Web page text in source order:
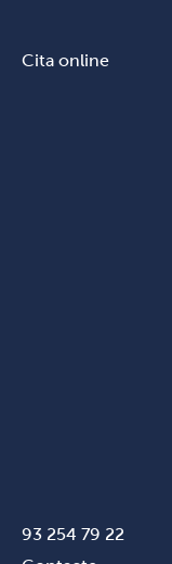
Cita online
93 254 79 22